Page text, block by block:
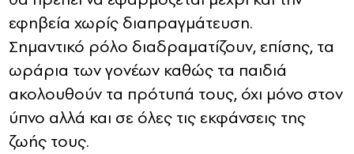
εφηβεία χωρίς διαπραγμάτευση.
Σημαντικό ρόλο διαδραματίζουν, επίσης, τα
ωράρια των γονέων καθώς τα παιδιά
ακολουθούν τα πρότυπά τους, όχι μόνο στον
ύπνο αλλά και σε όλες τις εκφάνσεις της
ζωής τους.